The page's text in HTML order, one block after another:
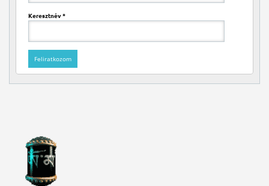
Keresztnév*